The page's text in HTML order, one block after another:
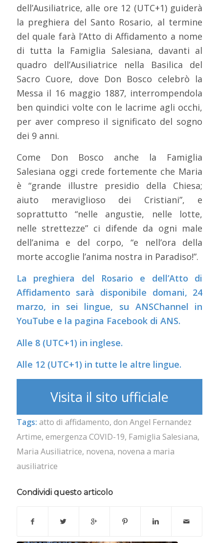
dell’Ausiliatrice, alle ore 12 (UTC+1) guiderà
la preghiera del Santo Rosario, al termine
del quale farà l’Atto di Affidamento a nome
di tutta la Famiglia Salesiana, davanti al
quadro dell’Ausiliatrice nella Basilica del
Sacro Cuore, dove Don Bosco celebrò la
Messa il 16 maggio 1887, interrompendola
ben quindici volte con le lacrime agli occhi,
per aver compreso il significato del sogno
dei 9 anni.
Come Don Bosco anche la Famiglia
Salesiana oggi crede fortemente che Maria
è “grande illustre presidio della Chiesa;
aiuto meraviglioso dei Cristiani”, e
soprattutto “nelle angustie, nelle lotte,
nelle strettezze” ci difende da ogni male
dell’anima e del corpo, “e nell’ora della
morte accoglie l’anima nostra in Paradiso!”.
La preghiera del Rosario e dell’Atto di
Affidamento sarà disponibile domani, 24
marzo, in sei lingue, su ANSChannel in
YouTube e la pagina Facebook di ANS.
Alle 8 (UTC+1) in inglese.
Alle 12 (UTC+1) in tutte le altre lingue.
Visita il sito ufficiale
Tags: atto di affidamento, don Angel Fernandez
Artime, emergenza COVID-19, Famiglia Salesiana,
Maria Ausiliatrice, novena, novena a maria
ausiliatrice
Condividi questo articolo